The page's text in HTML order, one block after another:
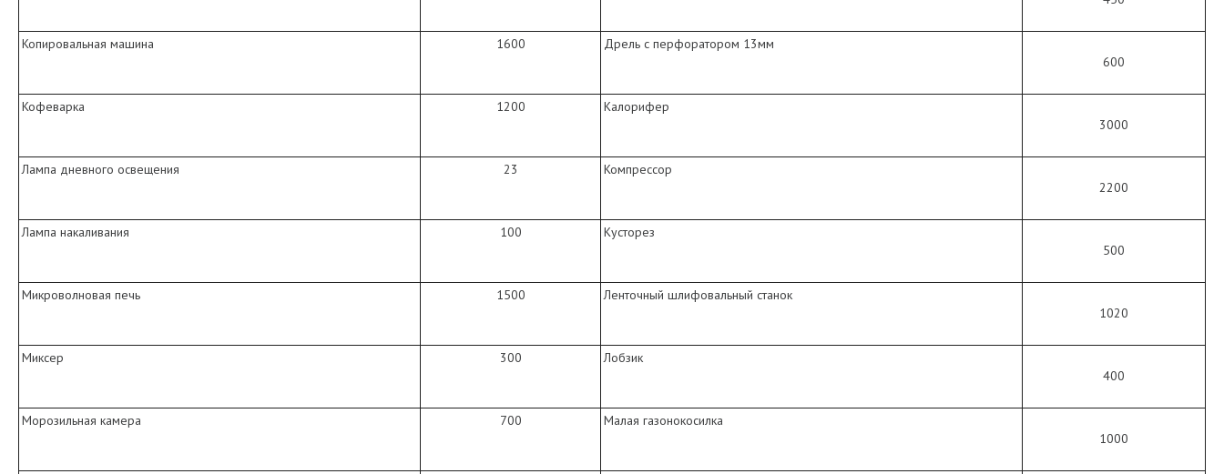
Копировальная машина 1600
Дрель с перфоратором 13мм
600
Кофеварка 1200
Калорифер
3000
Лампа дневного освещения 23
Компрессор
2200
Лампа накаливания 100
Кусторез
500
Микроволновая печь 1500
Ленточный шлифовальный станок
1020
Миксер 300
Лобзик
400
Морозильная камера 700
Малая газонокосилка
1000